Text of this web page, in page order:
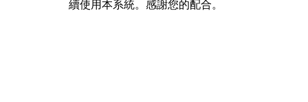
續使用本系統。感謝您的配合。